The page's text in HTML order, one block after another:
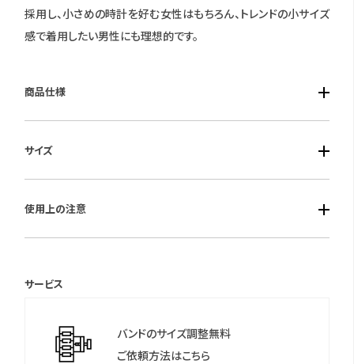
採用し、小さめの時計を好む女性はもちろん、トレンドの小サイズ
感で着用したい男性にも理想的です。
商品仕様
■風防素材：サファイアガラス
■ベルト素材：イタリアンレザー
サイズ
使用上の注意
＊保証書について
サービス
バンドのサイズ調整無料
ご依頼方法はこちら